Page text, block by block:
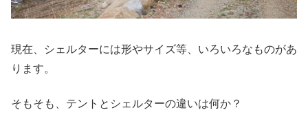
現在、シェルターには形やサイズ等、いろいろなものがあ
ります。
そもそも、テントとシェルターの違いは何か？